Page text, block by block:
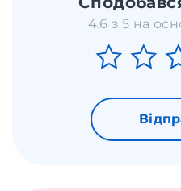
4.6 з 5 на